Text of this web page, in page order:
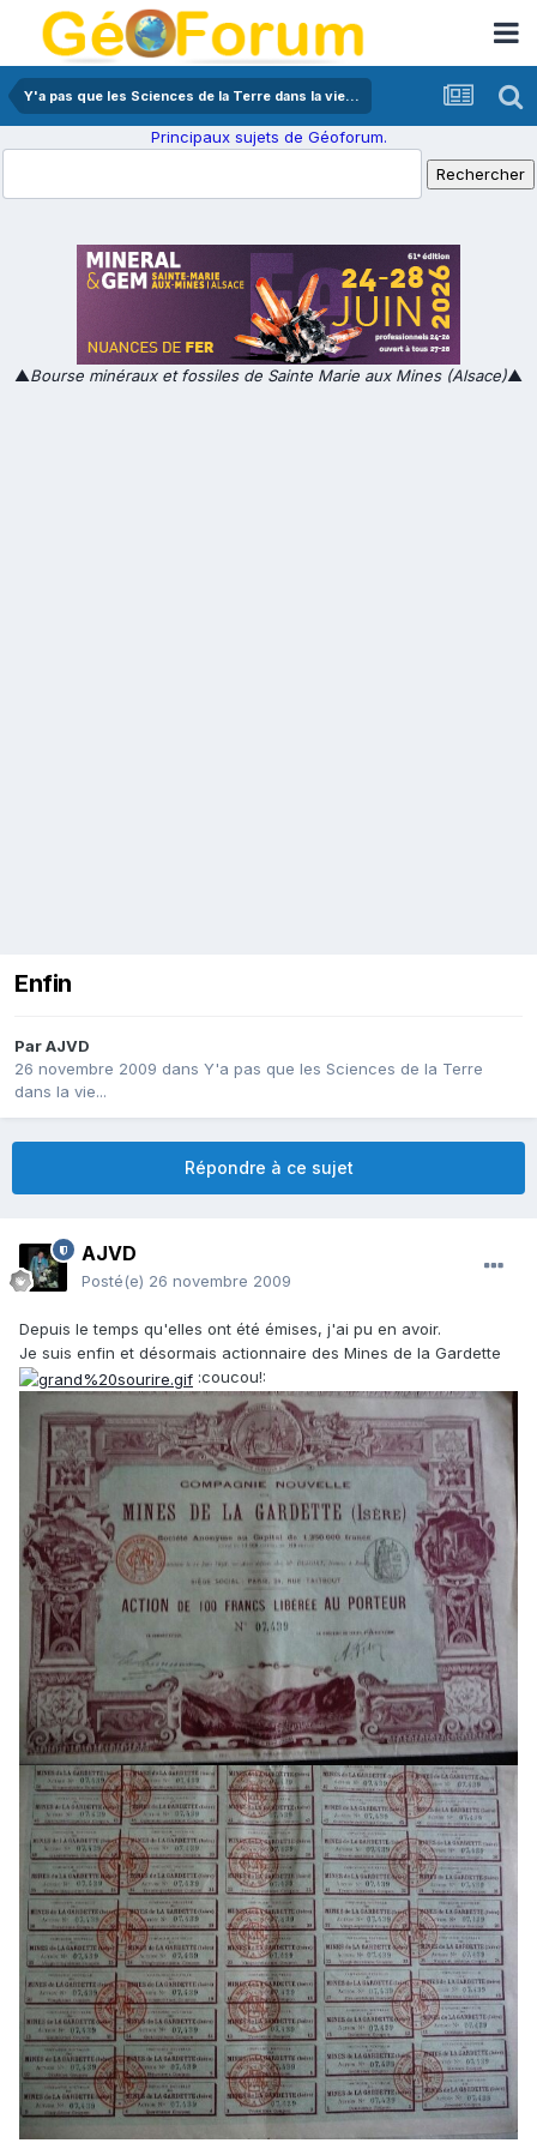
Y'a pas que les Sciences de la Terre dans la vie...
Principaux sujets de Géoforum.
▲Bourse minéraux et fossiles de Sainte Marie aux Mines (Alsace)▲
Enfin
ParAJVD
26 novembre 2009 dans Y'a pas que les Sciences de la Terre
dans la vie...
Répondre à ce sujet
AJVD
Posté(e) 26 novembre 2009
Depuis le temps qu'elles ont été émises, j'ai pu en avoir.
Je suis enfin et désormais actionnaire des Mines de la Gardette
:coucou!: